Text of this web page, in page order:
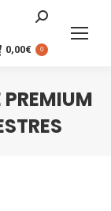
Search:
0,00€ 0
PREMIUM